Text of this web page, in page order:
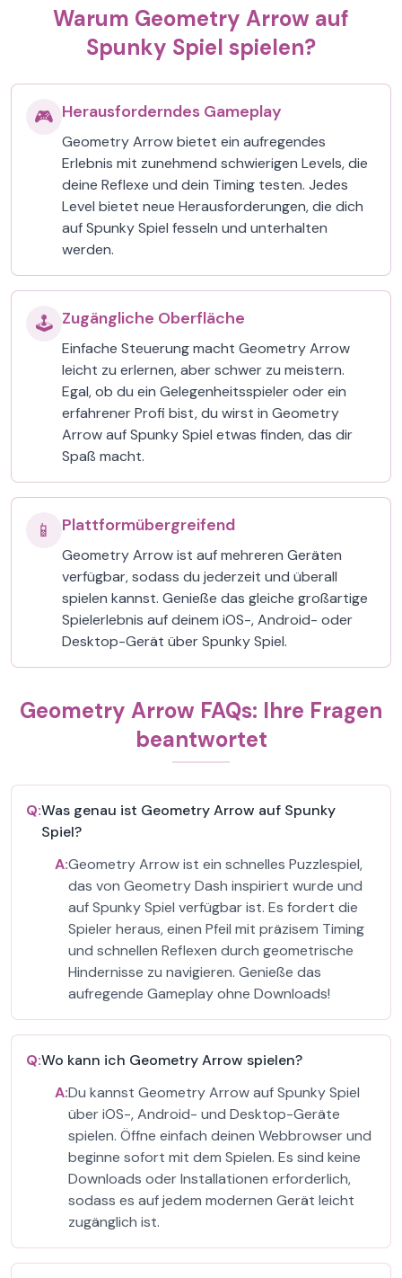
Warum Geometry Arrow auf
Spunky Spiel spielen?
🎮 Herausforderndes Gameplay
Geometry Arrow bietet ein aufregendes
Erlebnis mit zunehmend schwierigen Levels, die
deine Reflexe und dein Timing testen. Jedes
Level bietet neue Herausforderungen, die dich
auf Spunky Spiel fesseln und unterhalten
werden.
🕹️ Zugängliche Oberfläche
Einfache Steuerung macht Geometry Arrow
leicht zu erlernen, aber schwer zu meistern.
Egal, ob du ein Gelegenheitsspieler oder ein
erfahrener Profi bist, du wirst in Geometry
Arrow auf Spunky Spiel etwas finden, das dir
Spaß macht.
📱 Plattformübergreifend
Geometry Arrow ist auf mehreren Geräten
verfügbar, sodass du jederzeit und überall
spielen kannst. Genieße das gleiche großartige
Spielerlebnis auf deinem iOS-, Android- oder
Desktop-Gerät über Spunky Spiel.
Geometry Arrow FAQs: Ihre Fragen
beantwortet
Q:Was genau ist Geometry Arrow auf Spunky
Spiel?
A:Geometry Arrow ist ein schnelles Puzzlespiel,
das von Geometry Dash inspiriert wurde und
auf Spunky Spiel verfügbar ist. Es fordert die
Spieler heraus, einen Pfeil mit präzisem Timing
und schnellen Reflexen durch geometrische
Hindernisse zu navigieren. Genieße das
aufregende Gameplay ohne Downloads!
Q:Wo kann ich Geometry Arrow spielen?
A:Du kannst Geometry Arrow auf Spunky Spiel
über iOS-, Android- und Desktop-Geräte
spielen. Öffne einfach deinen Webbrowser und
beginne sofort mit dem Spielen. Es sind keine
Downloads oder Installationen erforderlich,
sodass es auf jedem modernen Gerät leicht
zugänglich ist.